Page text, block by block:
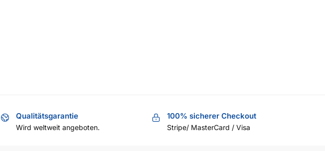
Qualitätsgarantie
Wird weltweit angeboten.
100% sicherer Checkout
Stripe/ MasterCard / Visa